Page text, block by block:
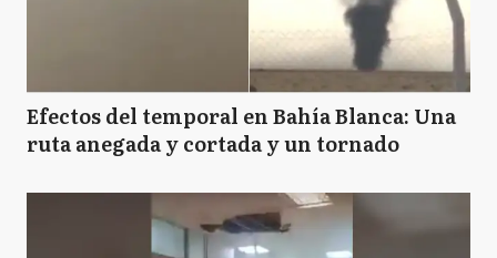
Efectos del temporal en Bahía Blanca: Una
ruta anegada y cortada y un tornado